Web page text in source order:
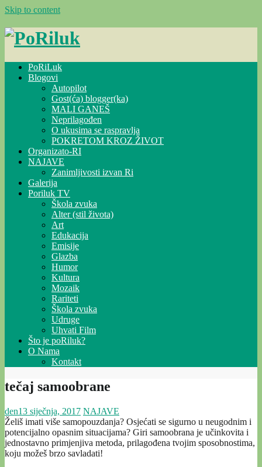
Skip to content
PoRiLuk
Blogovi
Autopilot
Gost(ća) blogger(ka)
MALI GANEŠ
Neprilagođen
O ukusima se raspravlja
POKRETOM KROZ ŽIVOT
Organizato-RI
NAJAVE
Zanimljivosti izvan Ri
Galerija
Poriluk TV
Škola zvuka
Alter (stil života)
Art
Edukacija
Emisije
Glazba
Humor
Kultura
Mozaik
Rariteti
Škola zvuka
Udruge
Uhvati Film
Što je poRiluk?
O Nama
Kontakt
tečaj samoobrane
den13 siječnja, 2017 NAJAVE
Želiš imati više samopouzdanja? Osjećati se sigurno u neugodnim i
potencijalno opasnim situacijama? Giri samoobrana je učinkovita i
jednostavno primjenjiva metoda, prilagođena tvojim sposobnostima,
koju možeš brzo savladati!